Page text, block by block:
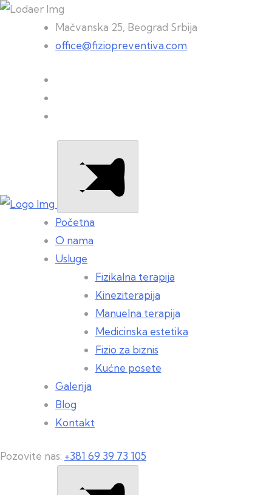
Mačvanska 25, Beograd Srbija
office@fiziopreventiva.com
Početna
O nama
Usluge
Fizikalna terapija
Kineziterapija
Manuelna terapija
Medicinska estetika
Fizio za biznis
Kućne posete
Galerija
Blog
Kontakt
Pozovite nas: +381 69 39 73 105